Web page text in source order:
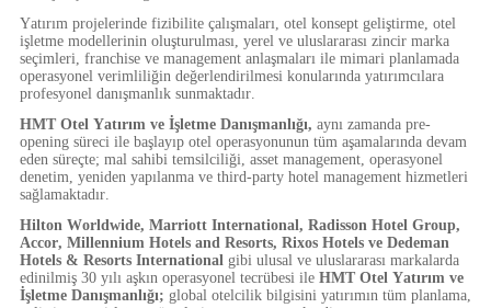
Yatırım projelerinde fizibilite çalışmaları, otel konsept geliştirme, otel
işletme modellerinin oluşturulması, yerel ve uluslararası zincir marka
seçimleri, franchise ve management anlaşmaları ile mimari planlamada
operasyonel verimliliğin değerlendirilmesi konularında yatırımcılara
profesyonel danışmanlık sunmaktadır.
HMT Otel Yatırım ve İşletme Danışmanlığı, aynı zamanda pre-
opening süreci ile başlayıp otel operasyonunun tüm aşamalarında devam
eden süreçte; mal sahibi temsilciliği, asset management, operasyonel
denetim, yeniden yapılanma ve third-party hotel management hizmetleri
sağlamaktadır.
Hilton Worldwide, Marriott International, Radisson Hotel Group,
Accor, Millennium Hotels and Resorts, Rixos Hotels ve Dedeman
Hotels & Resorts Internationalgibi ulusal ve uluslararası markalarda
edinilmiş 30 yılı aşkın operasyonel tecrübesi ile HMT Otel Yatırım ve
İşletme Danışmanlığı; global otelcilik bilgisini yatırımın tüm planlama,